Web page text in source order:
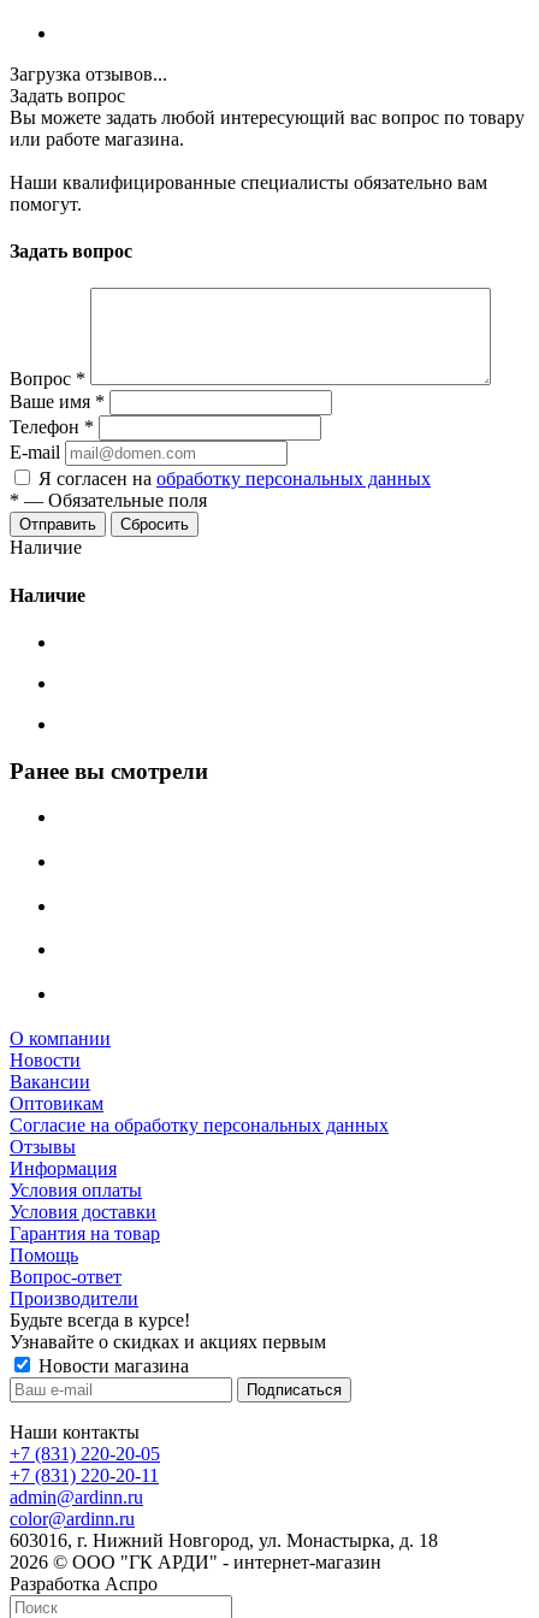
Загрузка отзывов...
Задать вопрос
Вы можете задать любой интересующий вас вопрос по товару
или работе магазина.
Наши квалифицированные специалисты обязательно вам
помогут.
Задать вопрос
Вопрос *
Ваше имя *
Телефон *
E-mail
Я согласен на обработку персональных данных
* — Обязательные поля
Сбросить
Наличие
Наличие
Ранее вы смотрели
О компании
Новости
Вакансии
Оптовикам
Cогласие на обработку персональных данных
Отзывы
Информация
Условия оплаты
Условия доставки
Гарантия на товар
Помощь
Вопрос-ответ
Производители
Будьте всегда в курсе!
Узнавайте о скидках и акциях первым
Новости магазина
Наши контакты
+7 (831) 220-20-05
+7 (831) 220-20-11
admin@ardinn.ru
color@ardinn.ru
603016, г. Нижний Новгород, ул. Монастырка, д. 18
2026 © ООО "ГК АРДИ" - интернет-магазин
Разработка Аспро